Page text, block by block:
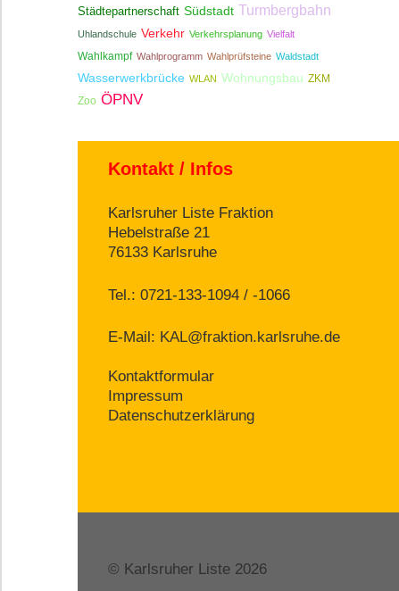
Städtepartnerschaft Südstadt Turmbergbahn
Uhlandschule Verkehr Verkehrsplanung Vielfalt
Wahlkampf Wahlprogramm Wahlprüfsteine Waldstadt
Wasserwerkbrücke WLAN Wohnungsbau ZKM
Zoo ÖPNV
Kontakt / Infos
Karlsruher Liste Fraktion
Hebelstraße 21
76133 Karlsruhe
Tel.: 0721-133-1094 / -1066
E-Mail: KAL@fraktion.karlsruhe.de
Kontaktformular
Impressum
Datenschutzerklärung
© Karlsruher Liste 2026